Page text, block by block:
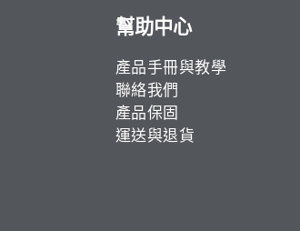
幫助中心
產品手冊與教學
聯絡我們
產品保固
運送與退貨